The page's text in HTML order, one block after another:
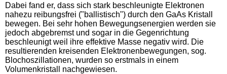
Dabei fand er, dass sich stark beschleunigte Elektronen
nahezu reibungsfrei ("ballistisch") durch den GaAs Kristall
bewegen. Bei sehr hohen Bewegungsenergien werden sie
jedoch abgebremst und sogar in die Gegenrichtung
beschleunigt weil ihre effektive Masse negativ wird. Die
resultierenden kreisenden Elektronenbewegungen, sog.
Blochoszillationen, wurden so erstmals in einem
Volumenkristall nachgewiesen.